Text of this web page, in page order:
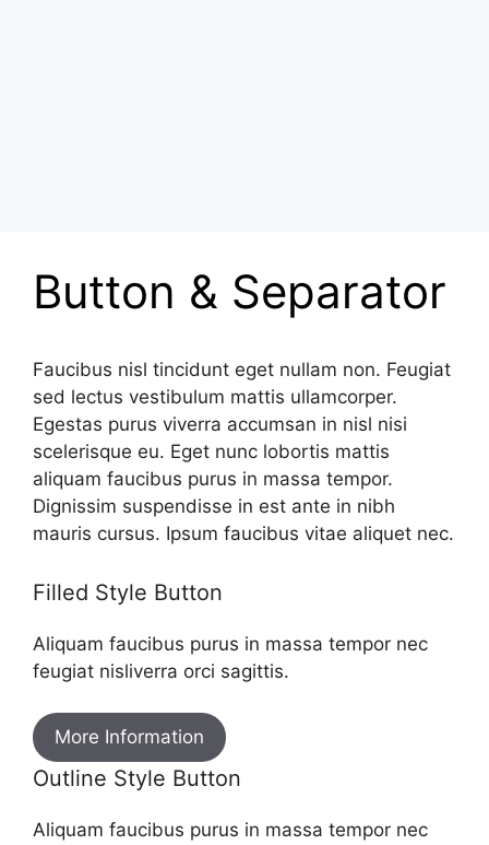
Button & Separator
Faucibus nisl tincidunt eget nullam non. Feugiat
sed lectus vestibulum mattis ullamcorper.
Egestas purus viverra accumsan in nisl nisi
scelerisque eu. Eget nunc lobortis mattis
aliquam faucibus purus in massa tempor.
Dignissim suspendisse in est ante in nibh
mauris cursus. Ipsum faucibus vitae aliquet nec.
Filled Style Button
Aliquam faucibus purus in massa tempor nec
feugiat nisliverra orci sagittis.
More Information
Outline Style Button
Aliquam faucibus purus in massa tempor nec